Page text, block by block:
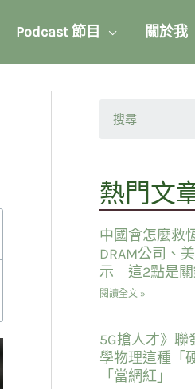
Podcast 節目 關於我
熱門文
中國會怎麼救
DRAM公司、
示 這2點是
閱讀全文 »
5G搶人才》聯
學物理這種「
「當網紅｣